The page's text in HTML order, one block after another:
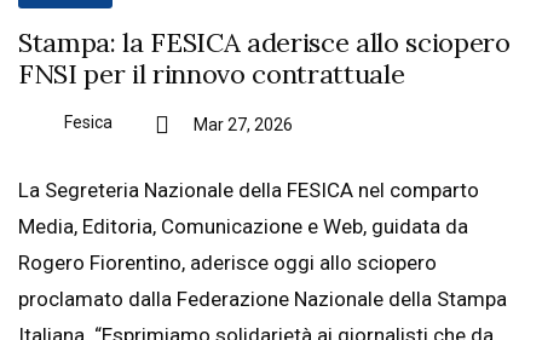
Stampa: la FESICA aderisce allo sciopero
FNSI per il rinnovo contrattuale
Fesica Mar 27, 2026
La Segreteria Nazionale della FESICA nel comparto
Media, Editoria, Comunicazione e Web, guidata da
Rogero Fiorentino, aderisce oggi allo sciopero
proclamato dalla Federazione Nazionale della Stampa
Italiana. “Esprimiamo solidarietà ai giornalisti che da